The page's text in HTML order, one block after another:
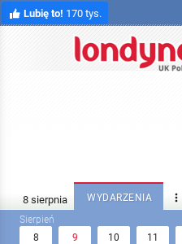
Lubię to! 170 tys.
WYDARZENIA 
8 9 10 11